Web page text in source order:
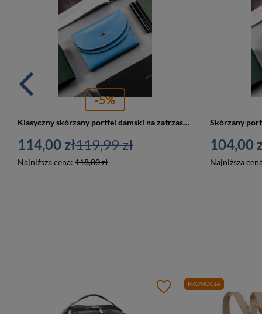
-5%
Klasyczny skórzany portfel damski na zatrzask niebieski — Peterson 116-BO
114,00 zł
Najniższa cena: 118,00 zł
119,99 zł 104,00
Najniższa
PROMOCJA